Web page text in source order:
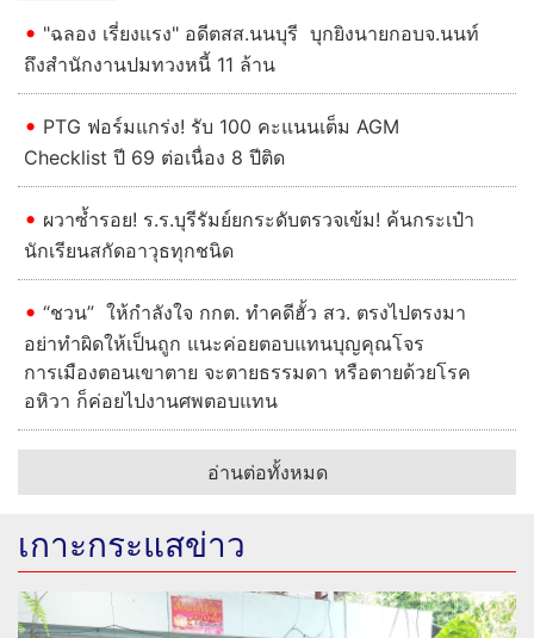
"ฉลอง เรี่ยงแรง" อดีตสส.นนบุรี บุกยิงนายกอบจ.นนท์
ถึงสำนักงานปมทวงหนี้ 11 ล้าน
PTG ฟอร์มแกร่ง! รับ 100 คะแนนเต็ม AGM
Checklist ปี 69 ต่อเนื่อง 8 ปีติด
ผวาซ้ำรอย! ร.ร.บุรีรัมย์ยกระดับตรวจเข้ม! ค้นกระเป๋า
นักเรียนสกัดอาวุธทุกชนิด
“ชวน” ให้กำลังใจ กกต. ทำคดีฮั้ว สว. ตรงไปตรงมา
อย่าทำผิดให้เป็นถูก แนะค่อยตอบแทนบุญคุณโจร
การเมืองตอนเขาตาย จะตายธรรมดา หรือตายด้วยโรค
อหิวา ก็ค่อยไปงานศพตอบแทน
อ่านต่อทั้งหมด
เกาะกระแสข่าว